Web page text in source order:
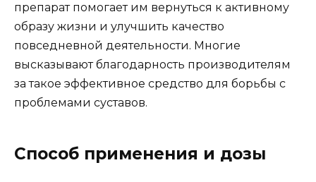
препарат помогает им вернуться к активному
образу жизни и улучшить качество
повседневной деятельности. Многие
высказывают благодарность производителям
за такое эффективное средство для борьбы с
проблемами суставов.
Способ применения и дозы